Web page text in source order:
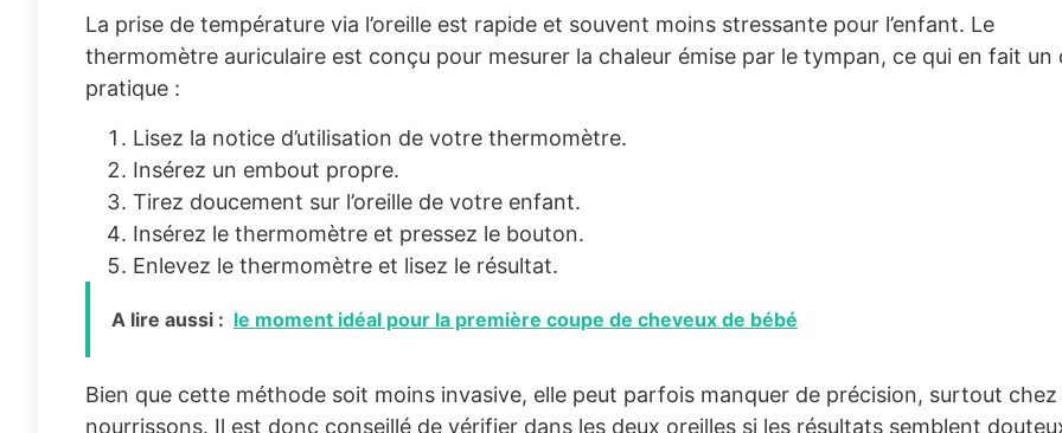
La prise de température via l’oreille est rapide et souvent moins stressante pour l’enfant. Le
thermomètre auriculaire est conçu pour mesurer la chaleur émise par le tympan, ce qui en fait un
pratique :
Lisez la notice d’utilisation de votre thermomètre.
Insérez un embout propre.
Tirez doucement sur l’oreille de votre enfant.
Insérez le thermomètre et pressez le bouton.
Enlevez le thermomètre et lisez le résultat.
A lire aussi : le moment idéal pour la première coupe de cheveux de bébé
Bien que cette méthode soit moins invasive, elle peut parfois manquer de précision, surtout chez
nourrissons. Il est donc conseillé de vérifier dans les deux oreilles si les résultats semblent